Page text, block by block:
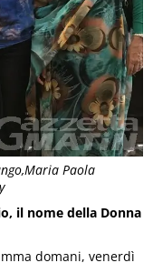
Paola
il nome della Donna
domani, venerdì